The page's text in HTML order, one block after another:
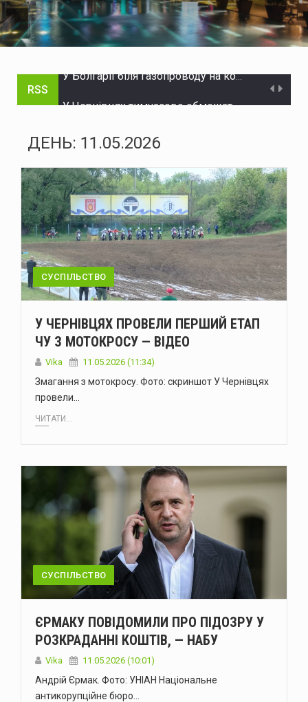
RSS
Україна пройшла рекордну серпневу спеку без відключень – Шмигаль
ЄС надав Україні додаткові €30 млн на відновлення енергетики
Історія Виженки: від літописних згадок 1158 року до сучасного туризму
Зеленський: Україна має домовленість зі США про щомісячне постачання ракет для Patriot
Стрільця, який поранив двох поліцейських на Буковині, взято під варту
На двох вулицях Чернівців тимчасово відсутнє водопостачання
ДЕНЬ: 11.05.2026
СУСПІЛЬСТВО
У ЧЕРНІВЦЯХ ПРОВЕЛИ ПЕРШИЙ ЕТАП
ЧУ З МОТОКРОСУ — ВІДЕО
Vika 11.05.2026 (11:34)
Змагання з мотокросу. Фото: скриншот У Чернівцях
провели…
ЧИТАТИ...
СУСПІЛЬСТВО
ЄРМАКУ ПОВІДОМИЛИ ПРО ПІДОЗРУ У
РОЗКРАДАННІ КОШТІВ, — НАБУ
Vika 11.05.2026 (10:01)
Андрій Єрмак. Фото: УНІАН Національне
антикорупційне бюро…